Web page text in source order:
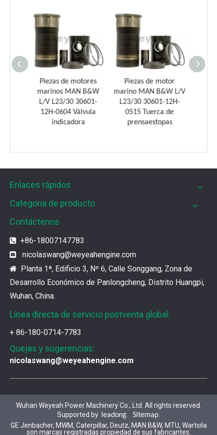
Los filtros UPF de Weyeah son ideales para motores
¿Qué son las piezas premium de la serie 3500 de Caterpillar?
Muchos consumidores quieren encontrar
Se pueden utilizar piezas de diferentes series de
Jenbacher J616 Servicio de mantenimiento del grupo Genset
Jenbacher 616 Gas Moting Parts and ServiceWuhan
Piezas de motores
marinos MAN B&W
L/V L23/30 30601-
12H-0604 Válvula
indicadora
Piezas de motor
marino MAN B&W L/V
L23/30 30601-12H-
0515 Tuerca de
prensaestopas
Enlaces rápidos
Categoria de producto
Contáctenos
 +86-18007147783
 nicolaswang@weyeahengine.com
 Planta 1ª, Edificio 3, Nº 6, Calle Songgang, Zona de
Desarrollo Económico de Panlongcheng, Distrito Huangpi,
Wuhan, China.
Línea directa de servicio postventa global:
+ 86-180-0714-7783
Quejas y sugerencias:
nicolaswang@weyeahengine.com
Wuhan Weyeah Power Machinery Co., Ltd. All rights reserved.
Supported by
leadong Sitemap
GE Jenbacher, MWM, Caterpillar, Deutz, MAN B&W, MTU, Wartsila
son marcas registradas propiedad de sus fabricantes.